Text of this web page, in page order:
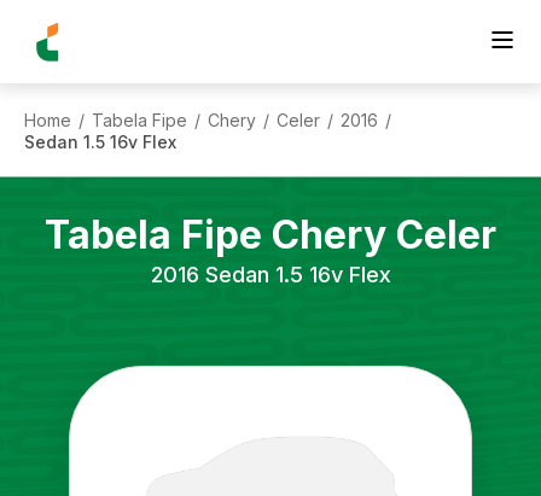
Home / Tabela Fipe / Chery / Celer / 2016 /
Sedan 1.5 16v Flex
Tabela Fipe Chery Celer
2016 Sedan 1.5 16v Flex